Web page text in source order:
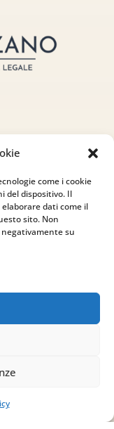
come i cookie
del dispositivo. Il
dati come il
sito. Non
su
ALLA